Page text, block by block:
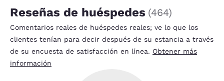
Reseñas de huéspedes (464)
Comentarios reales de huéspedes reales; ve lo que los
clientes tenían para decir después de su estancia a través
de su encuesta de satisfacción en línea. Obtener más
información